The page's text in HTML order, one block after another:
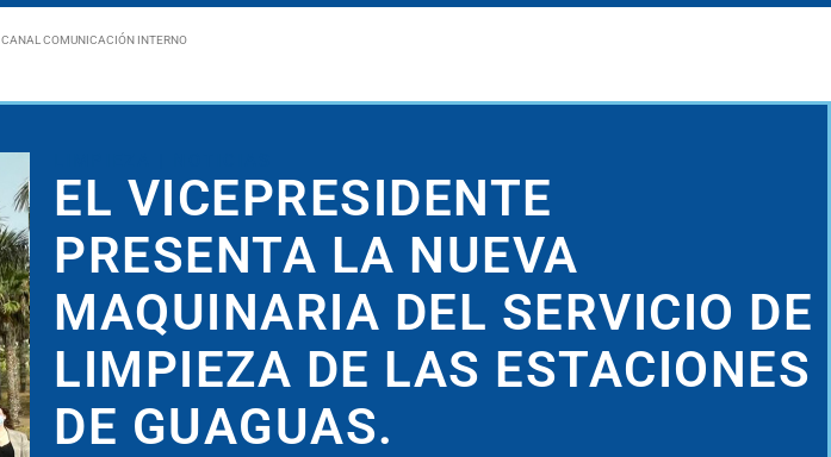
CANAL COMUNICACIÓN INTERNO
EL VICEPRESIDENTE
PRESENTA LA NUEVA
MAQUINARIA DEL SERVICIO DE
LIMPIEZA DE LAS ESTACIONES
DE GUAGUAS.